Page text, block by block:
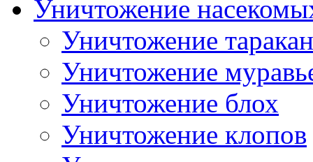
Уничтожение
Уничтожение
Уничтожение
Уничтожение блох
Уничтожение клопов